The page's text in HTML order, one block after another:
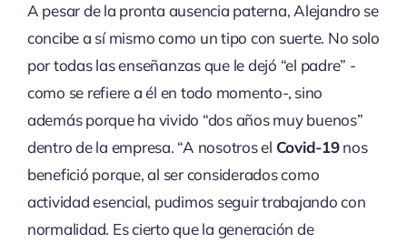
A pesar de la pronta ausencia paterna, Alejandro se
concibe a sí mismo como un tipo con suerte. No solo
por todas las enseñanzas que le dejó “el padre” -
como se refiere a él en todo momento-, sino
además porque ha vivido “dos años muy buenos”
dentro de la empresa. “A nosotros el Covid-19nos
benefició porque, al ser considerados como
actividad esencial, pudimos seguir trabajando con
normalidad. Es cierto que la generación de